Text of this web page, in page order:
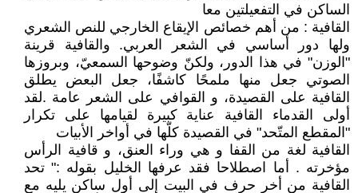
الساكن في التفعيلتين معا
القافية : من أهم خصائص الإيقاع الخارجي للنص الشعري
ولها دور أساسي في الشعر العربي. والقافية قرينة
"الوزن" في هذا الدور، ولكنّ وضوحها السمعيّ، وبروزها
الصوتي جعل منها ملمحًا كاشفًا، جعل البعض يطلق
القافية على القصيدة، و القوافي على الشعر عامة .لقد
أولى القدماء القافية عناية كبيرة لقيامها على تكرار
"المقطع المتّحد" في القصيدة كلّها في أواخر الأبيات
القافية لغة من القفا و هي وراء العنق، و قافية الرأس
مؤخرته . أما اصطلاحا فقد عرفها الخليل بقوله :" تحد
القافية من أخر حرف في البيت إلى أول ساكن يليه مع